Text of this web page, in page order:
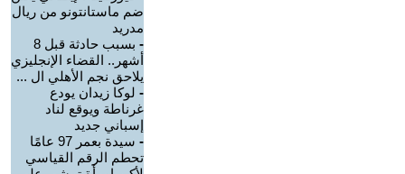
ضم ماستانتونو من ريال
مدريد
-
بسبب حادثة قبل 8
أشهر.. القضاء الإنجليزي
يلاحق نجم الأهلي ال ...
- لوكا زيدان يودع
غرناطة ويوقع لناد
إسباني جديد
-
سيدة بعمر 97 عامًا
تحطم الرقم القياسي